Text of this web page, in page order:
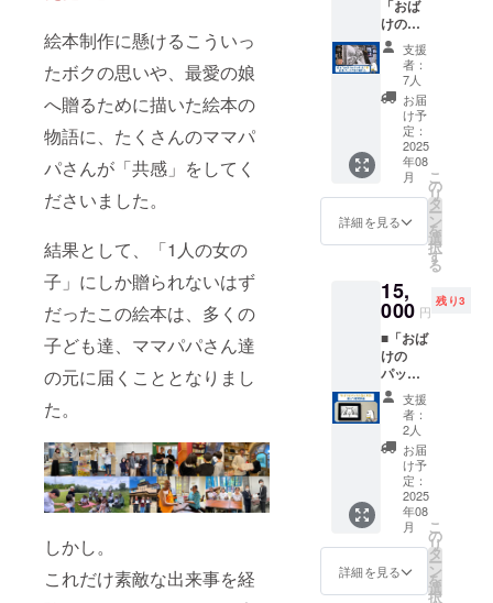
絵本制作に懸けるこういっ
たボクの思いや、最愛の娘
へ贈るために描いた絵本の
物語に、たくさんのママパ
パさんが「共感」をしてく
ださいました。
結果として、「1人の女の
子」にしか贈られないはず
だったこの絵本は、多くの
子ども達、ママパパさん達
の元に届くこととなりまし
た。
しかし。
これだけ素敵な出来事を経
キ、
ロック
アウ
ト、ボ
イコッ
トな
ど）、
法令の
改廃・
制定、
公権力
による
命令・
事由に
より、
リター
ンの履
行やご
返金の
対応が
できか
ねる場
合がご
ざいま
す。予
めご了
承くだ
さい。
は手書
きで
「Than
you♪」
の文字
を入れ
ており
ます。※
郵送で
のお渡
しは受
け付け
うして
も当日
来るこ
とが難
しい場
合は、
池本の
メール
もしく
Instagr
amの
DMにて
ご連絡
頂ける
と助か
「おば
けの
パッ
チ」を2
冊「絵
本フェ
ス」で
受け取
れる■※
ご希望
の方に
は、当
日手書
きでお
せてい
ただき
ます。※
絵本に
は手書
きで
「Than
you♪」
の文字
を入れ
ており
ます。※
郵送で
のお渡
しは受
け付け
支援
者：
7人
お届
け予
定：
2025
年08
月
詳細を見る
こ
の
リ
タ
ー
ン
を
選
択
す
る
15,
000 円
残り3
■「おば
けの
パッチ
と森の
鳥居」
額入り
の複製
原画を
受け取
る■※サ
イズは
A4サイ
ズほど
を予定
してお
支援
者：
2人
お届
け予
定：
2025
年08
月
詳細を見る
こ
の
リ
タ
ー
ン
を
選
択